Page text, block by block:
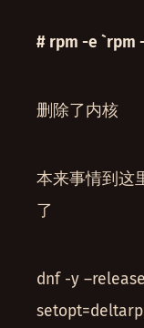
# rpm -e `rpm
删除了内核
本来事情到这
了
dnf -y